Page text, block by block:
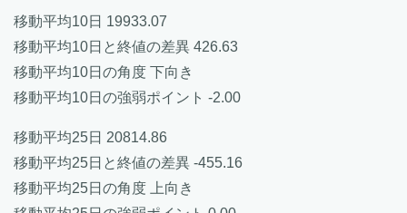
移動平均10日 19933.07
移動平均10日と終値の差異 426.63
移動平均10日の角度 下向き
移動平均10日の強弱ポイント -2.00
移動平均25日 20814.86
移動平均25日と終値の差異 -455.16
移動平均25日の角度 上向き